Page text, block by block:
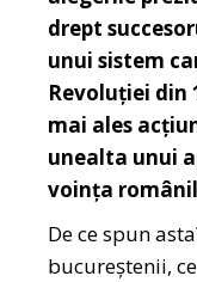
drept
unui sistem
Revoluției din
mai ales
unealta unui
voința
De ce spun
bucureștenii,